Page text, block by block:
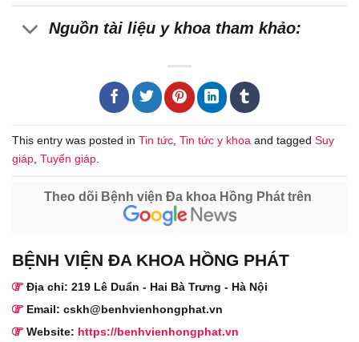
Nguồn tài liệu y khoa tham khảo:
This entry was posted in Tin tức Tin tức y khoa and tagged Suy
giáp Tuyến giáp
Theo dõi Bệnh viện Đa khoa Hồng Phát trên
BỆNH VIỆN ĐA KHOA HỒNG PHÁT
Địa chỉ: 219 Lê Duẩn - Hai Bà Trưng - Hà Nội
Email: cskh@benhvienhongphat.vn
Website: https://benhvienhongphat.vn